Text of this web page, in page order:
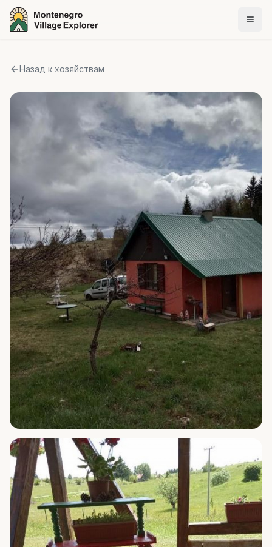
Назад к хозяйствам